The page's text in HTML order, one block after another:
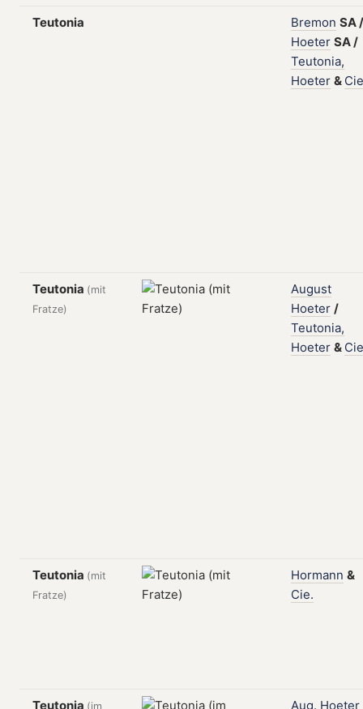
Teutonia Bremon SA/
Hoeter SA/
Teutonia,
Hoeter &
Teutonia (mit
Fratze)
August
Hoeter /
Teutonia,
Hoeter &
Teutonia (mit
Fratze)
Hormann &
Cie.
Teutonia (im
Aug. Hoeter